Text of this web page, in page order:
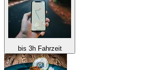
bis 3h Fahrzeit